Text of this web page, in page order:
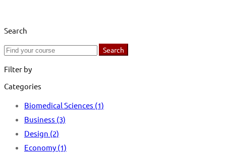
Search
Search
Search
Filter by
Categories
Biomedical Sciences (1)
Business (3)
Design (2)
Economy (1)